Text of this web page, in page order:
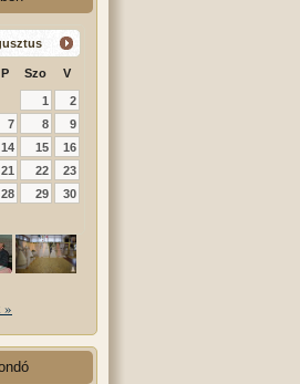
P Szo V
1
2
7 8
9
14 15
16
21 22
23
28 29
30
»